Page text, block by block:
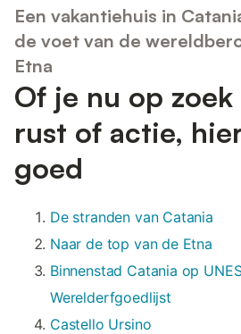
Een vakantiehuis in
de voet van de
Etna
Of je nu op
rust of actie,
goed
De stranden van Catania
Naar de top van de Etna
Binnenstad Catania op
Werelderfgoedlijst
Castello Ursino